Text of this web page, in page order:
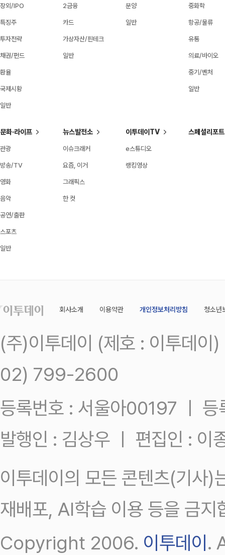
장외/IPO
특징주
투자전략
채권/펀드
환율
국제시황
일반
2금융
카드
가상자산/핀테크
일반
분양
일반
중화학
항공/물류
유통
의료/바이오
중기/벤처
일반
문화·라이프
관광
방송/TV
영화
음악
공연/출판
스포츠
일반
뉴스발전소
이슈크래커
요즘, 이거
그래픽스
한 컷
이투데이TV
e스튜디오
랭킹영상
스페셜리포트
회사소개 이용약관 개인정보처리방침 청소년
(주)이투데이 (제호 : 이투데
02) 799-2600
등록번호 : 서울아00197 ㅣ
발행인 : 김상우 ㅣ 편집인 : 이
이투데이의 모든 콘텐츠(기사)
재배포, AI학습 이용 등을 금지
Copyright 2006. 이투데이 .